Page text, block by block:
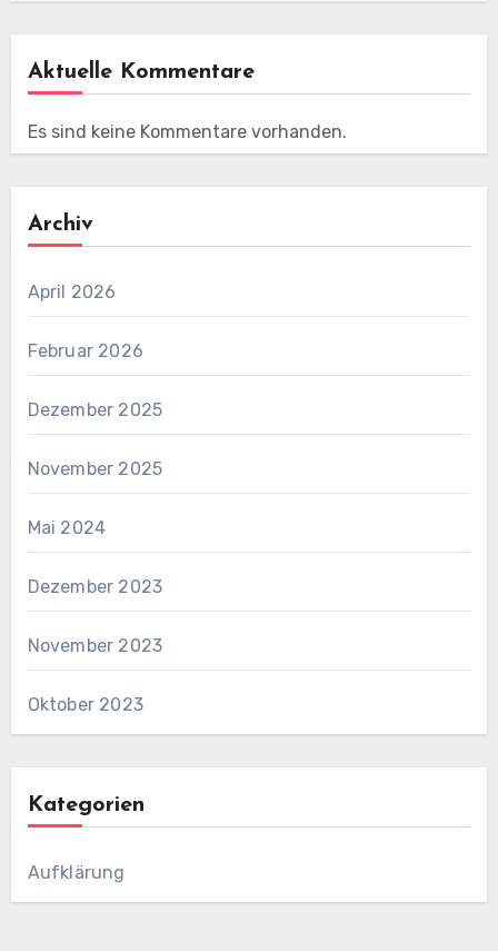
Aktuelle Kommentare
Es sind keine Kommentare vorhanden.
Archiv
April 2026
Februar 2026
Dezember 2025
November 2025
Mai 2024
Dezember 2023
November 2023
Oktober 2023
Kategorien
Aufklärung